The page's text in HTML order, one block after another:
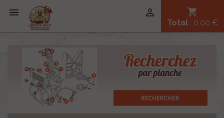
 shopping_cart
Total : 0,00 €
